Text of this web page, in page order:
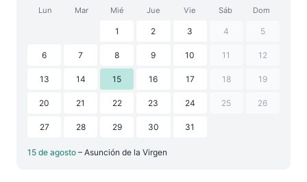
Lun Mar Mié Jue Vie Sáb Dom
1 2 3 4 5
6 7 8 9 10 11 12
13 14 15 16 17 18 19
20 21 22 23 24 25 26
27 28 29 30 31
15 de agosto – Asunción de la Virgen